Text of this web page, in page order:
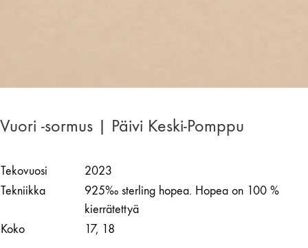
Vuori -sormus | Päivi Keski-Pomppu
Tekovuosi
2023
Tekniikka
925‰ sterling hopea. Hopea on 100 %
kierrätettyä
Koko
17, 18